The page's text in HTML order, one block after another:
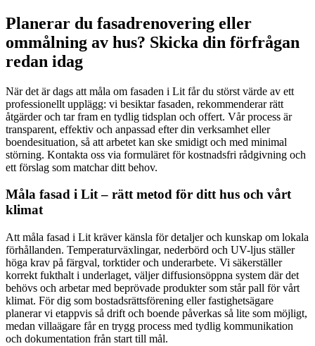
Planerar du fasadrenovering eller
ommålning av hus? Skicka din förfrågan
redan idag
När det är dags att måla om fasaden i Lit får du störst värde av ett
professionellt upplägg: vi besiktar fasaden, rekommenderar rätt
åtgärder och tar fram en tydlig tidsplan och offert. Vår process är
transparent, effektiv och anpassad efter din verksamhet eller
boendesituation, så att arbetet kan ske smidigt och med minimal
störning. Kontakta oss via formuläret för kostnadsfri rådgivning och
ett förslag som matchar ditt behov.
Måla fasad i Lit – rätt metod för ditt hus och vårt
klimat
Att måla fasad i Lit kräver känsla för detaljer och kunskap om lokala
förhållanden. Temperaturväxlingar, nederbörd och UV-ljus ställer
höga krav på färgval, torktider och underarbete. Vi säkerställer
korrekt fukthalt i underlaget, väljer diffusionsöppna system där det
behövs och arbetar med beprövade produkter som står pall för vårt
klimat. För dig som bostadsrättsförening eller fastighetsägare
planerar vi etappvis så drift och boende påverkas så lite som möjligt,
medan villaägare får en trygg process med tydlig kommunikation
och dokumentation från start till mål.